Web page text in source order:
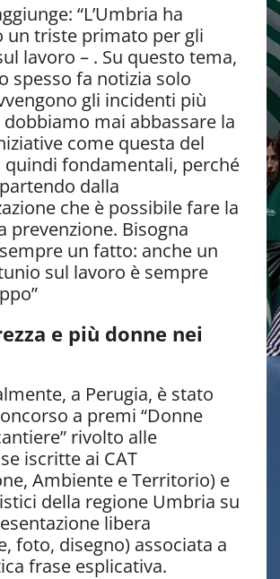
“L’Umbria ha
un triste primato per gli
lavoro – . Su questo tema,
spesso fa notizia solo
gli incidenti più
mai abbassare la
come questa del
quindi fondamentali, perché
dalla
che è possibile fare la
prevenzione. Bisogna
un fatto: anche un
sul lavoro è sempre
e più donne nei
a Perugia, è stato
a premi “Donne
rivolto alle
iscritte ai CAT
Ambiente e Territorio) e
della regione Umbria su
libera
foto, disegno) associata a
frase esplicativa.